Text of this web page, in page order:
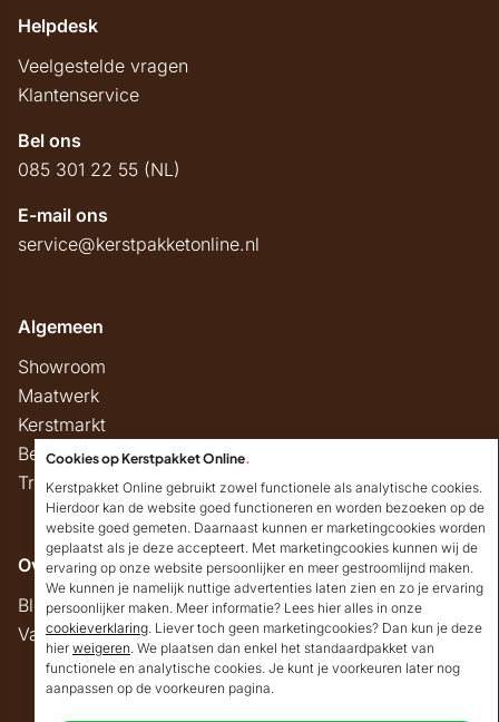
Helpdesk
Veelgestelde vragen
Klantenservice
Bel ons
085 301 22 55 (NL)
E-mail ons
service@kerstpakketonline.nl
Algemeen
Showroom
Maatwerk
Kerstmarkt
Belastingregels
Track & Trace
Overig
Blog
Vacatures
Copyright © 2026 Kerstpakket Online
Goedendag!
Mocht ik je ergens mee
kunnen helpen, dan
verneem ik dat graag.
Cookies op Kerstpakket Online.
Kerstpakket Online gebruikt zowel functionele als analytische cookies.
Hierdoor kan de website goed functioneren en worden bezoeken op de
website goed gemeten. Daarnaast kunnen er marketingcookies worden
geplaatst als je deze accepteert. Met marketingcookies kunnen wij de
ervaring op onze website persoonlijker en meer gestroomlijnd maken.
We kunnen je namelijk nuttige advertenties laten zien en zo je ervaring
persoonlijker maken. Meer informatie? Lees hier alles in onze
cookieverklaring. Liever toch geen marketingcookies? Dan kun je deze
hier weigeren. We plaatsen dan enkel het standaardpakket van
functionele en analytische cookies. Je kunt je voorkeuren later nog
aanpassen op de voorkeuren pagina.